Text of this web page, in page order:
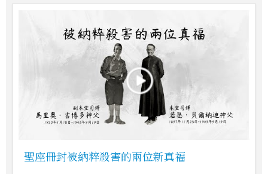
聖座冊封被納粹殺害的兩位新真福